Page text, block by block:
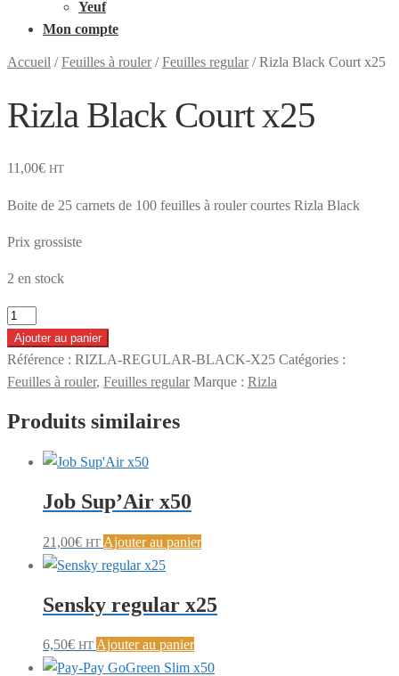
Yeuf
Mon compte
Accueil /Feuilles à rouler/Feuilles regular/Rizla Black Court x25
Rizla Black Court x25
11,00€ HT
Boite de 25 carnets de 100 feuilles à rouler courtes Rizla Black
Prix grossiste
2 en stock
quantité
de
Rizla
Black
x25
Ajouter au panier
Référence : RIZLA-REGULAR-BLACK-X25 Catégories :
Feuilles à rouler, Feuilles regular Marque : Rizla
Produits similaires
Job Sup’Air x50
21,00€ HT Ajouter au panier
Sensky regular x25
6,50€ HT Ajouter au panier